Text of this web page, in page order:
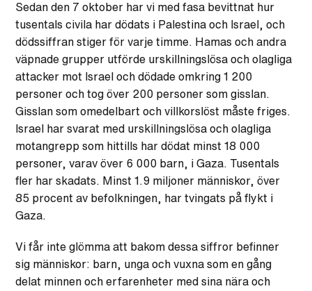
Sedan den 7 oktober har vi med fasa bevittnat hur
tusentals civila har dödats i Palestina och Israel, och
dödssiffran stiger för varje timme. Hamas och andra
väpnade grupper utförde urskillningslösa och olagliga
attacker mot Israel och dödade omkring 1 200
personer och tog över 200 personer som gisslan.
Gisslan som omedelbart och villkorslöst måste friges.
Israel har svarat med urskillningslösa och olagliga
motangrepp som hittills har dödat minst 18 000
personer, varav över 6 000 barn, i Gaza. Tusentals
fler har skadats. Minst 1.9 miljoner människor, över
85 procent av befolkningen, har tvingats på flykt i
Gaza.
Vi får inte glömma att bakom dessa siffror befinner
sig människor: barn, unga och vuxna som en gång
delat minnen och erfarenheter med sina nära och